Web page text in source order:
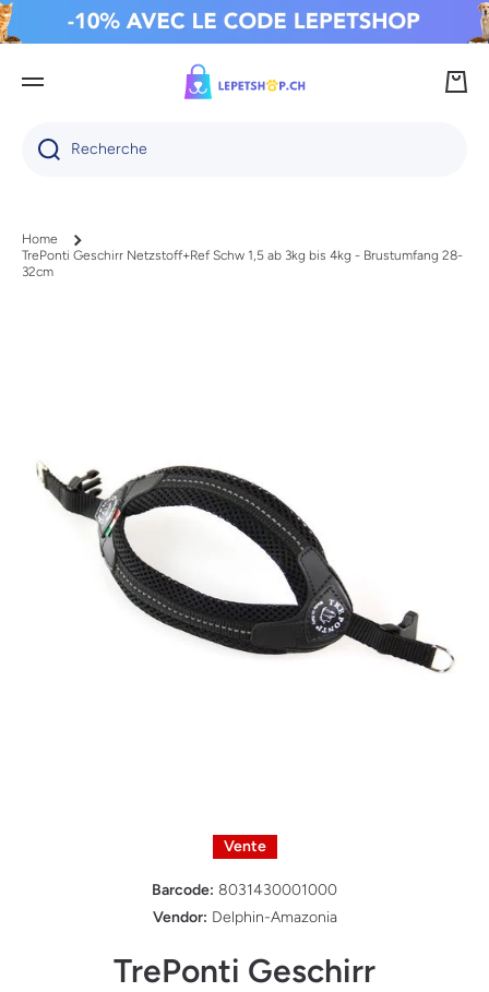
IGNORER ET PASSER AU CONTENU
Recherche
Home
TrePonti Geschirr Netzstoff+Ref Schw 1,5 ab 3kg bis 4kg - Brustumfang 28-
32cm
Vente
Barcode: 8031430001000
Vendor: Delphin-Amazonia
TrePonti Geschirr